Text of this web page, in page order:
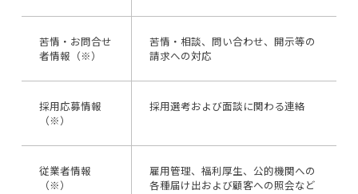
苦情・お問合せ
者情報（※）
苦情・相談、問い合わせ、開示等の
請求への対応
採用応募情報
（※）
採用選考および面談に関わる連絡
従業者情報
（※）
雇用管理、福利厚生、公的機関への
各種届け出および顧客への照会など